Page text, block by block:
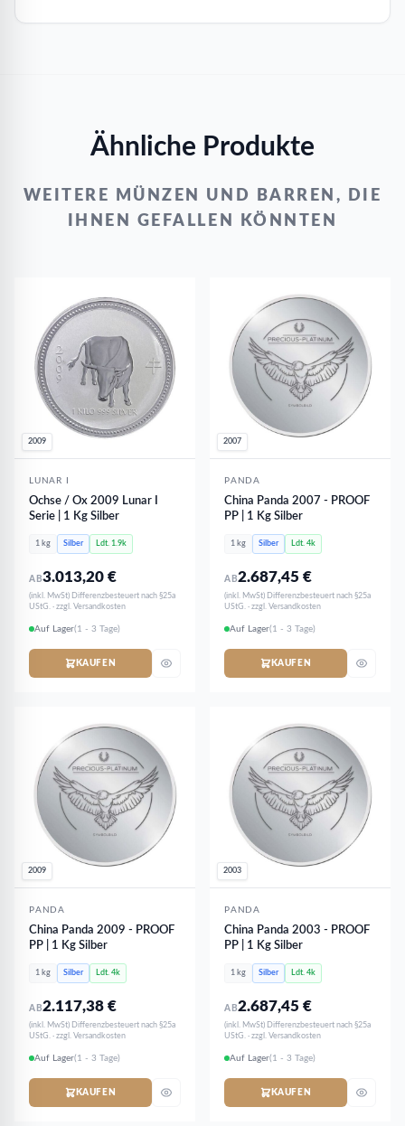
Ähnliche Produkte
WEITERE MÜNZEN UND BARREN, DIE
IHNEN GEFALLEN KÖNNTEN
2009
LUNAR I
Ochse / Ox 2009 Lunar I
Serie | 1 Kg Silber
1 kg Silber Ldt. 1.9k
AB3.013,20€
(inkl. MwSt) Differenzbesteuert nach §25a
UStG. · zzgl. Versandkosten
Auf Lager(1 - 3 Tage)
KAUFEN
2007
PANDA
China Panda 2007 - PROOF
PP | 1 Kg Silber
1 kg Silber Ldt. 4k
AB2.687,45€
(inkl. MwSt) Differenzbesteuert nach §25a
UStG. · zzgl. Versandkosten
Auf Lager(1 - 3 Tage)
KAUFEN
2009
PANDA
China Panda 2009 - PROOF
PP | 1 Kg Silber
1 kg Silber Ldt. 4k
AB2.117,38€
(inkl. MwSt) Differenzbesteuert nach §25a
UStG. · zzgl. Versandkosten
Auf Lager(1 - 3 Tage)
KAUFEN
2003
PANDA
China Panda 2003 - PROOF
PP | 1 Kg Silber
1 kg Silber Ldt. 4k
AB2.687,45€
(inkl. MwSt) Differenzbesteuert nach §25a
UStG. · zzgl. Versandkosten
Auf Lager(1 - 3 Tage)
KAUFEN